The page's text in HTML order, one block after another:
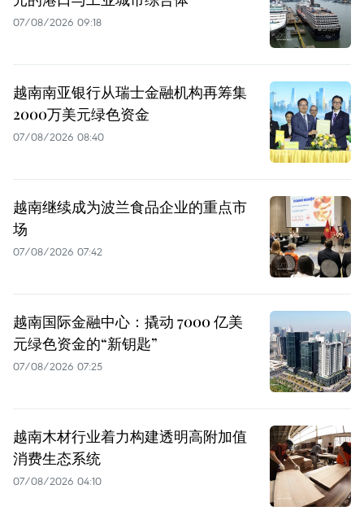
07/08/2026 09:18
越南南亚银行从瑞士金融机构再筹集
2000万美元绿色资金
07/08/2026 08:40
越南继续成为波兰食品企业的重点市
场
07/08/2026 07:42
越南国际金融中心：撬动 7000 亿美
元绿色资金的“新钥匙”
07/08/2026 07:25
越南木材行业着力构建透明高附加值
消费生态系统
07/08/2026 04:10